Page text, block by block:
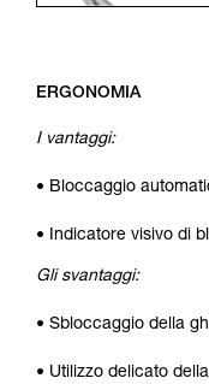
ERGONOMIA
I vantaggi:
• Bloccaggio
• Indicatore visivo di
Gli svantaggi:
• Sbloccaggio della
• Utilizzo delicato